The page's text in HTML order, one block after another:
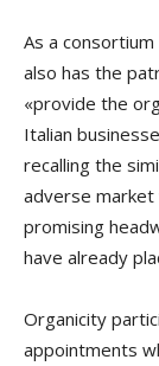
As a
also has the
«provide the
Italian
recalling the
adverse
promising
have already
Organicity
appointments